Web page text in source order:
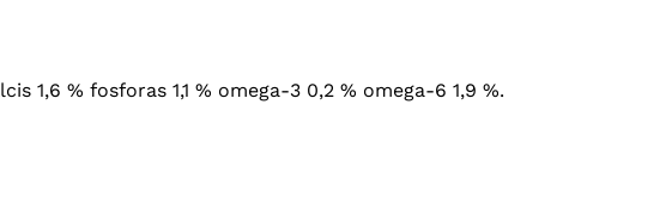
1,6 % fosforas 1,1 % omega-3 0,2 % omega-6 1,9 %.